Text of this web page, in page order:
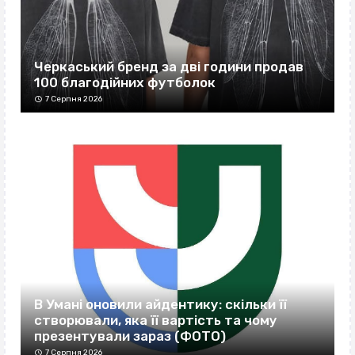
Черкаський бренд за дві години продав
100 благодійних футболок
7 Серпня 2026
В Умані оновили айдентику: скільки її
створювали, яка її вартість та чому
презентували зараз (ФОТО)
7 Серпня 2026